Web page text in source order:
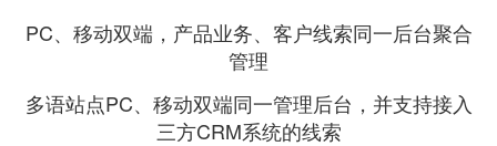
PC、移动双端，产品业务、客户线索同一后台聚合
管理
多语站点PC、移动双端同一管理后台，并支持接入
三方CRM系统的线索